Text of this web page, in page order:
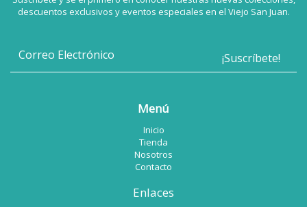
descuentos exclusivos y eventos especiales en el Viejo San Juan.
Menú
Inicio
Tienda
Nosotros
Contacto
Enlaces